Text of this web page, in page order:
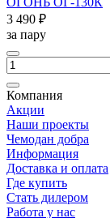
3 490 ₽
за пару
Компания
Акции
Наши проекты
Чемодан добра
Информация
Доставка и оплата
Где купить
Стать дилером
Работа у нас